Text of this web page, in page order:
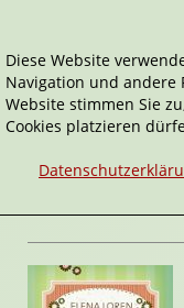
Home Belletristik
Glück in
Loren
Rezension von Janett
Diese Website
Navigation und andere
Website stimmen Sie
Cookies platzieren